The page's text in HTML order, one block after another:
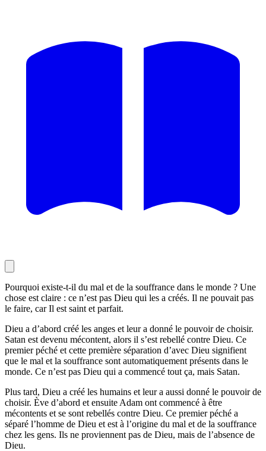
Pourquoi existe-t-il du mal et de la souffrance dans le monde ? Une
chose est claire : ce n’est pas Dieu qui les a créés. Il ne pouvait pas
le faire, car Il est saint et parfait.
Dieu a d’abord créé les anges et leur a donné le pouvoir de choisir.
Satan est devenu mécontent, alors il s’est rebellé contre Dieu. Ce
premier péché et cette première séparation d’avec Dieu signifient
que le mal et la souffrance sont automatiquement présents dans le
monde. Ce n’est pas Dieu qui a commencé tout ça, mais Satan.
Plus tard, Dieu a créé les humains et leur a aussi donné le pouvoir de
choisir. Ève d’abord et ensuite Adam ont commencé à être
mécontents et se sont rebellés contre Dieu. Ce premier péché a
séparé l’homme de Dieu et est à l’origine du mal et de la souffrance
chez les gens. Ils ne proviennent pas de Dieu, mais de l’absence de
Dieu.